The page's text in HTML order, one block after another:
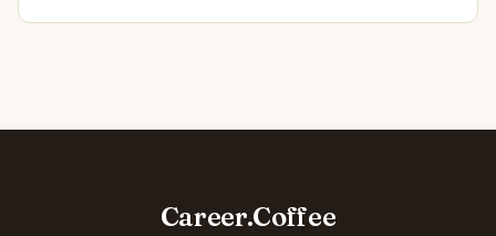
Career.Coffee